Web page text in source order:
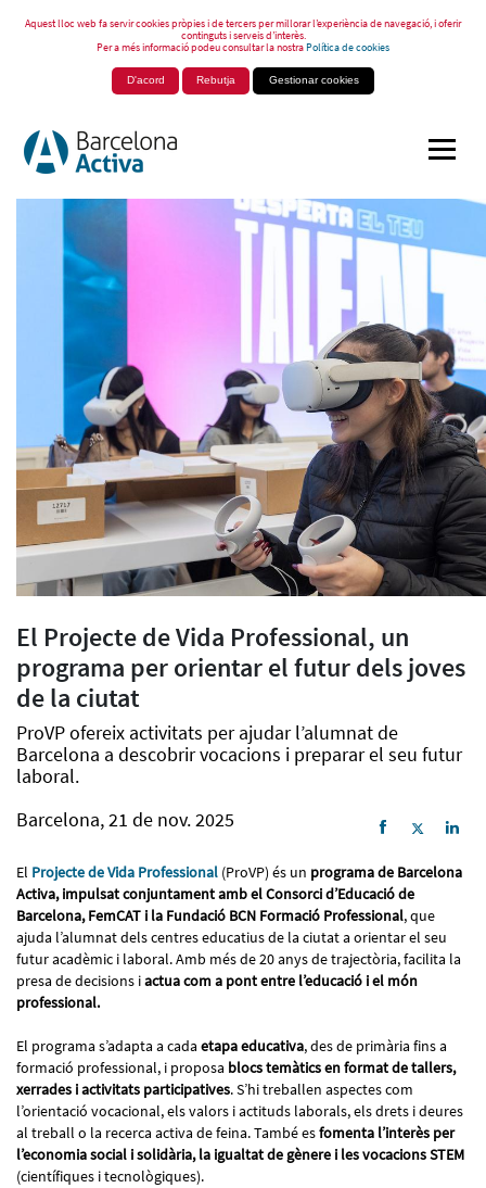
Aquest lloc web fa servir cookies pròpies i de tercers per millorar l’experiència de navegació, i oferir
continguts i serveis d’interès.
Per a més informació podeu consultar la nostraPolítica de cookies
D'acord Rebutja Gestionar cookies
El Projecte de Vida Professional, un
programa per orientar el futur dels joves
de la ciutat
ProVP ofereix activitats per ajudar l’alumnat de
Barcelona a descobrir vocacions i preparar el seu futur
laboral.
Barcelona, 21 de nov. 2025
El Projecte de Vida Professional (ProVP) és un programa de Barcelona
Activa, impulsat conjuntament amb el Consorci d’Educació de
Barcelona, FemCAT i la Fundació BCN Formació Professional, que
ajuda l’alumnat dels centres educatius de la ciutat a orientar el seu
futur acadèmic i laboral. Amb més de 20 anys de trajectòria, facilita la
presa de decisions iactua com a pont entre l’educació i el món
professional.
El programa s’adapta a cada etapa educativa, des de primària fins a
formació professional, i proposa blocs temàtics en format de tallers,
xerrades i activitats participatives. S’hi treballen aspectes com
l’orientació vocacional, els valors i actituds laborals, els drets i deures
al treball o la recerca activa de feina. També esfomenta l’interès per
l’economia social i solidària, la igualtat de gènere i les vocacions STEM
(científiques i tecnològiques).